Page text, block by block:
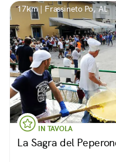
17km | Frassineto Po, AL
IN TAVOLA
La Sagra del